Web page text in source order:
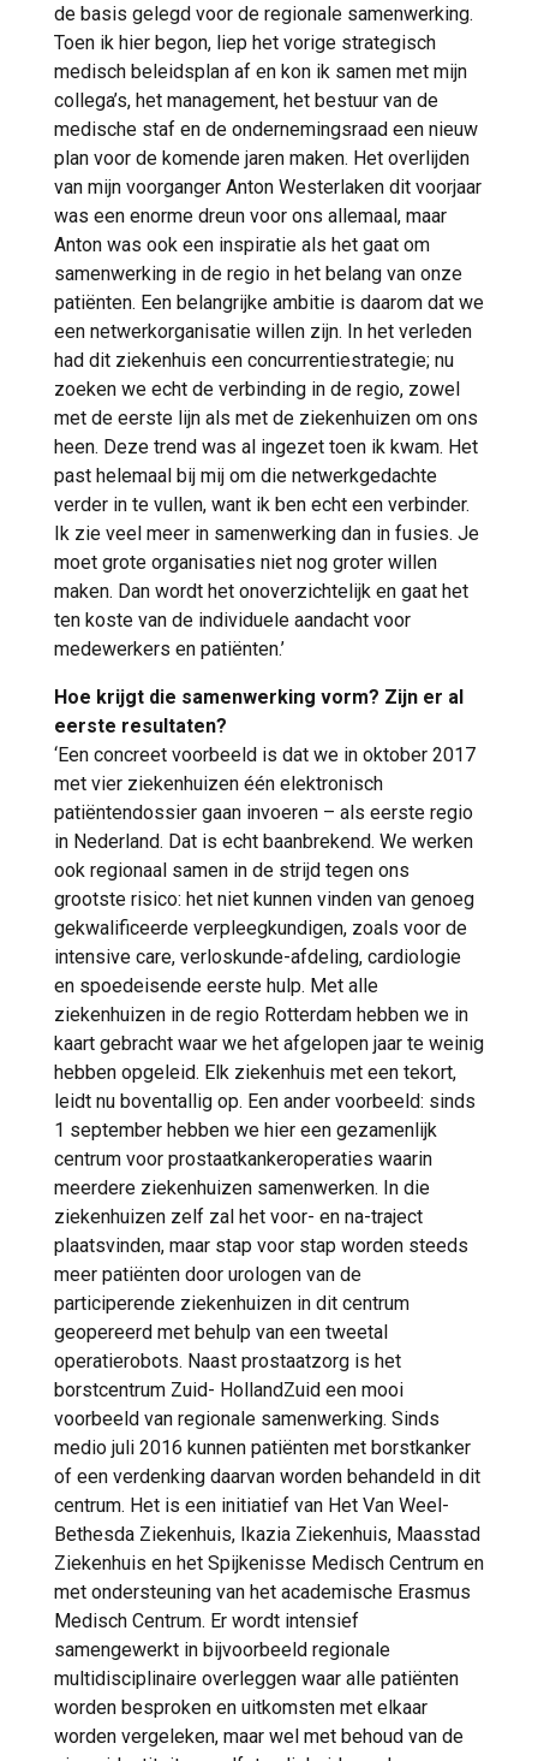
de basis gelegd voor de regionale samenwerking.
Toen ik hier begon, liep het vorige strategisch
medisch beleidsplan af en kon ik samen met mijn
collega’s, het management, het bestuur van de
medische staf en de ondernemingsraad een nieuw
plan voor de komende jaren maken. Het overlijden
van mijn voorganger Anton Westerlaken dit voorjaar
was een enorme dreun voor ons allemaal, maar
Anton was ook een inspiratie als het gaat om
samenwerking in de regio in het belang van onze
patiënten. Een belangrijke ambitie is daarom dat we
een netwerkorganisatie willen zijn. In het verleden
had dit ziekenhuis een concurrentiestrategie; nu
zoeken we echt de verbinding in de regio, zowel
met de eerste lijn als met de ziekenhuizen om ons
heen. Deze trend was al ingezet toen ik kwam. Het
past helemaal bij mij om die netwerkgedachte
verder in te vullen, want ik ben echt een verbinder.
Ik zie veel meer in samenwerking dan in fusies. Je
moet grote organisaties niet nog groter willen
maken. Dan wordt het onoverzichtelijk en gaat het
ten koste van de individuele aandacht voor
medewerkers en patiënten.’
Hoe krijgt die samenwerking vorm? Zijn er al
eerste resultaten?
‘Een concreet voorbeeld is dat we in oktober 2017
met vier ziekenhuizen één elektronisch
patiëntendossier gaan invoeren – als eerste regio
in Nederland. Dat is echt baanbrekend. We werken
ook regionaal samen in de strijd tegen ons
grootste risico: het niet kunnen vinden van genoeg
gekwalificeerde verpleegkundigen, zoals voor de
intensive care, verloskunde-afdeling, cardiologie
en spoedeisende eerste hulp. Met alle
ziekenhuizen in de regio Rotterdam hebben we in
kaart gebracht waar we het afgelopen jaar te weinig
hebben opgeleid. Elk ziekenhuis met een tekort,
leidt nu boventallig op. Een ander voorbeeld: sinds
1 september hebben we hier een gezamenlijk
centrum voor prostaatkankeroperaties waarin
meerdere ziekenhuizen samenwerken. In die
ziekenhuizen zelf zal het voor- en na-traject
plaatsvinden, maar stap voor stap worden steeds
meer patiënten door urologen van de
participerende ziekenhuizen in dit centrum
geopereerd met behulp van een tweetal
operatierobots. Naast prostaatzorg is het
borstcentrum Zuid- HollandZuid een mooi
voorbeeld van regionale samenwerking. Sinds
medio juli 2016 kunnen patiënten met borstkanker
of een verdenking daarvan worden behandeld in dit
centrum. Het is een initiatief van Het Van Weel-
Bethesda Ziekenhuis, Ikazia Ziekenhuis, Maasstad
Ziekenhuis en het Spijkenisse Medisch Centrum en
met ondersteuning van het academische Erasmus
Medisch Centrum. Er wordt intensief
samengewerkt in bijvoorbeeld regionale
multidisciplinaire overleggen waar alle patiënten
worden besproken en uitkomsten met elkaar
worden vergeleken, maar wel met behoud van de